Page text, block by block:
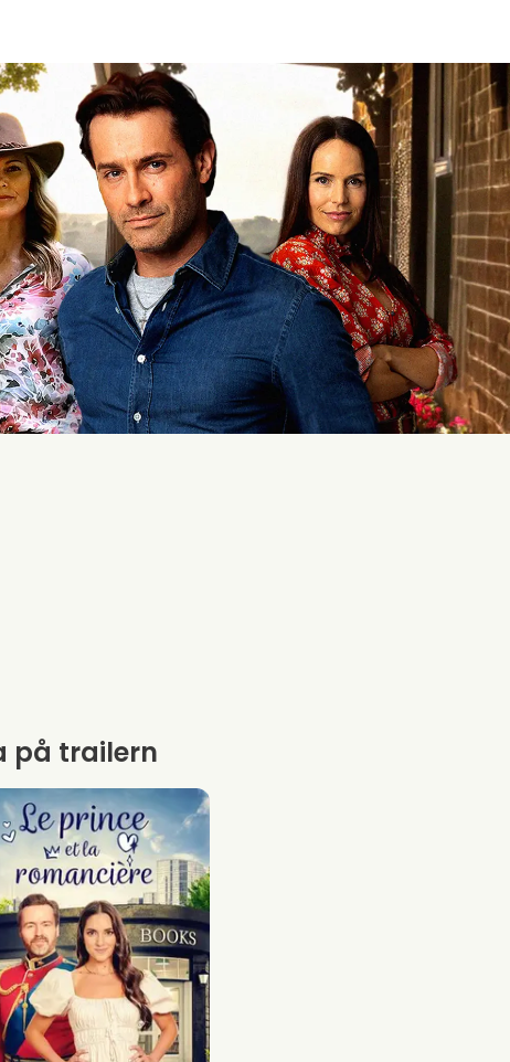
på trailern